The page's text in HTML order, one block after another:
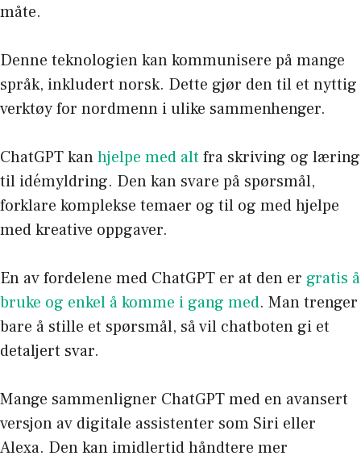
måte.
Denne teknologien kan kommunisere på mange
språk, inkludert norsk. Dette gjør den til et nyttig
verktøy for nordmenn i ulike sammenhenger.
ChatGPT kanhjelpe med altfra skriving og læring
til idémyldring. Den kan svare på spørsmål,
forklare komplekse temaer og til og med hjelpe
med kreative oppgaver.
En av fordelene med ChatGPT er at den er gratis å
bruke og enkel å komme i gang med. Man trenger
bare å stille et spørsmål, så vil chatboten gi et
detaljert svar.
Mange sammenligner ChatGPT med en avansert
versjon av digitale assistenter som Siri eller
Alexa. Den kan imidlertid håndtere mer